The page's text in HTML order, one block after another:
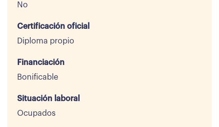
No
Certificación oficial
Diploma propio
Financiación
Bonificable
Situación laboral
Ocupados